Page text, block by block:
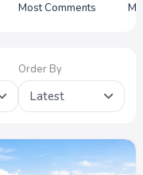
Most Comments
Order By
Latest